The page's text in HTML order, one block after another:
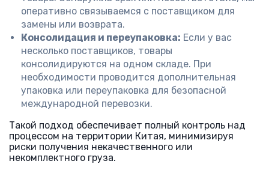
оперативно связываемся с поставщиком для
замены или возврата.
Консолидация и переупаковка: Если у вас
несколько поставщиков, товары
консолидируются на одном складе. При
необходимости проводится дополнительная
упаковка или переупаковка для безопасной
международной перевозки.
Такой подход обеспечивает полный контроль над
процессом на территории Китая, минимизируя
риски получения некачественного или
некомплектного груза.